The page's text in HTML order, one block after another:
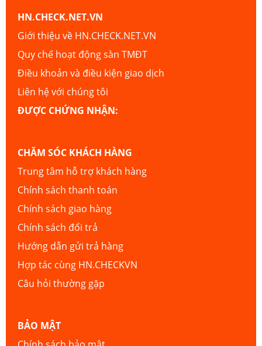
HN.CHECK.NET.VN
Giới thiệu về HN.CHECK.NET.VN
Quy chế hoạt động sàn TMĐT
Điều khoản và điều kiện giao dịch
Liên hệ với chúng tôi
ĐƯỢC CHỨNG NHẬN:
CHĂM SÓC KHÁCH HÀNG
Trung tâm hỗ trợ khách hàng
Chính sách thanh toán
Chính sách giao hàng
Chính sách đổi trả
Hướng dẫn gửi trả hàng
Hợp tác cùng HN.CHECKVN
Câu hỏi thường gặp
BẢO MẬT